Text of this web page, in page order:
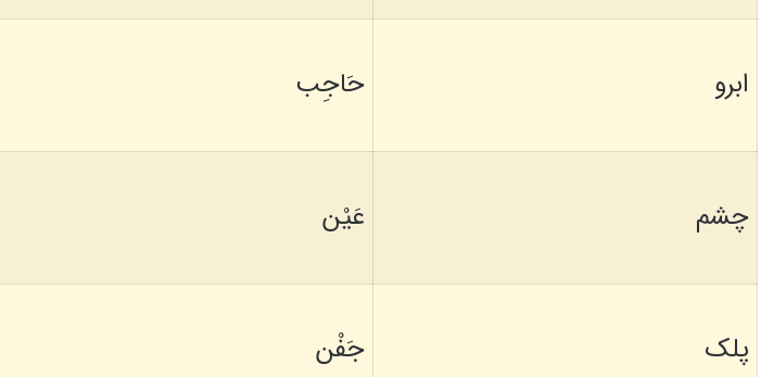
ابرو حَاجِب
چشم عَيْن
پلک جَفْن